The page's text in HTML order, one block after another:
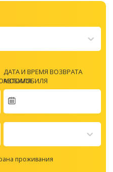
ДАТА И ВРЕМЯ ВОЗВРАТА
АВТОМОБИЛЯ
проживания